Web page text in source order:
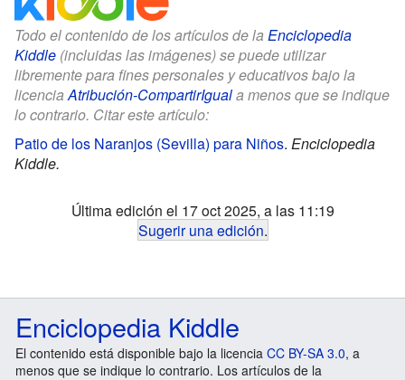
Todo el contenido de los artículos de la Enciclopedia
Kiddle (incluidas las imágenes) se puede utilizar
libremente para fines personales y educativos bajo la
licenciaAtribución-CompartirIguala menos que se indique
lo contrario. Citar este artículo:
Patio de los Naranjos (Sevilla) para Niños. Enciclopedia
Kiddle.
Última edición el 17 oct 2025, a las 11:19
Sugerir una edición.
Enciclopedia Kiddle
El contenido está disponible bajo la licencia CC BY-SA 3.0, a
menos que se indique lo contrario. Los artículos de la